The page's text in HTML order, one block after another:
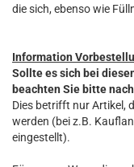
die sich, ebenso wie
Information
Sollte es sich bei
beachten Sie bitte
Dies betrifft nur Artikel,
werden (bei z.B.
eingestellt).